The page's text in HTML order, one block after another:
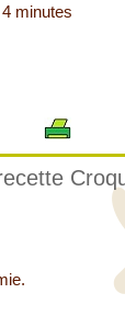
minutes